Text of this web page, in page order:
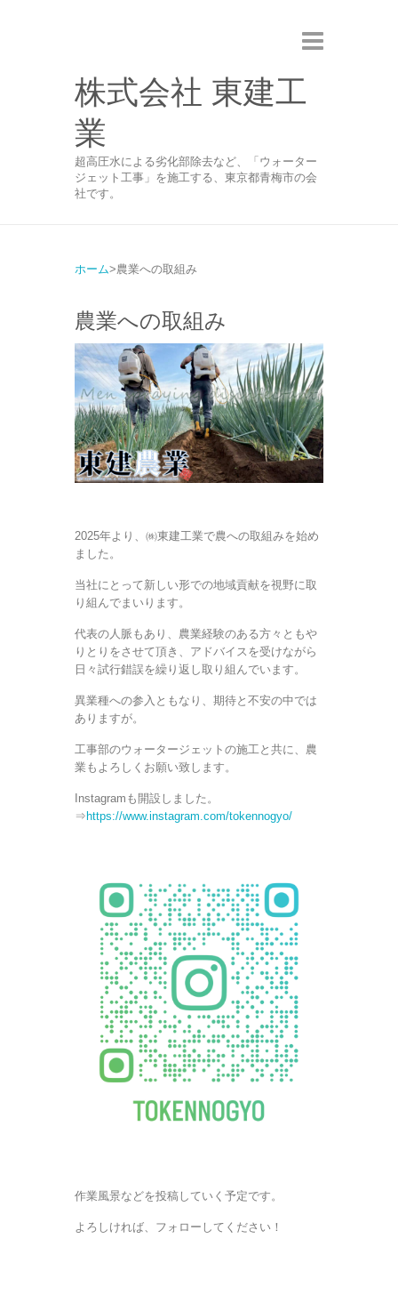
株式会社 東建工
業
超高圧水による劣化部除去など、「ウォーター
ジェット工事」を施工する、東京都青梅市の会
社です。
ホーム 農業への取組み
農業への取組み
2025年より、㈱東建工業で農への取組みを始め
ました。
当社にとって新しい形での地域貢献を視野に取
り組んでまいります。
代表の人脈もあり、農業経験のある方々ともや
りとりをさせて頂き、アドバイスを受けながら
日々試行錯誤を繰り返し取り組んでいます。
異業種への参入ともなり、期待と不安の中では
ありますが。
工事部のウォータージェットの施工と共に、農
業もよろしくお願い致します。
Instagramも開設しました。
⇒ https://www.instagram.com/tokennogyo/
作業風景などを投稿していく予定です。
よろしければ、フォローしてください！